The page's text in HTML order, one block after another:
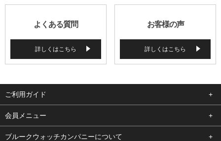
よくある質問
詳しくはこちら
お客様の声
詳しくはこちら
ご利用ガイド
よくある質問
支払い・送料
会員メニュー
ログイン
ブルークウォッチカンパニーについて